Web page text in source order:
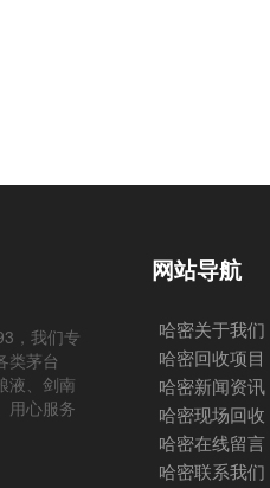
，我们专
类茅台
液、剑南
用心服务
网站导航
哈密关于我们
哈密回收项目
哈密新闻资讯
哈密现场回收
哈密在线留言
哈密联系我们